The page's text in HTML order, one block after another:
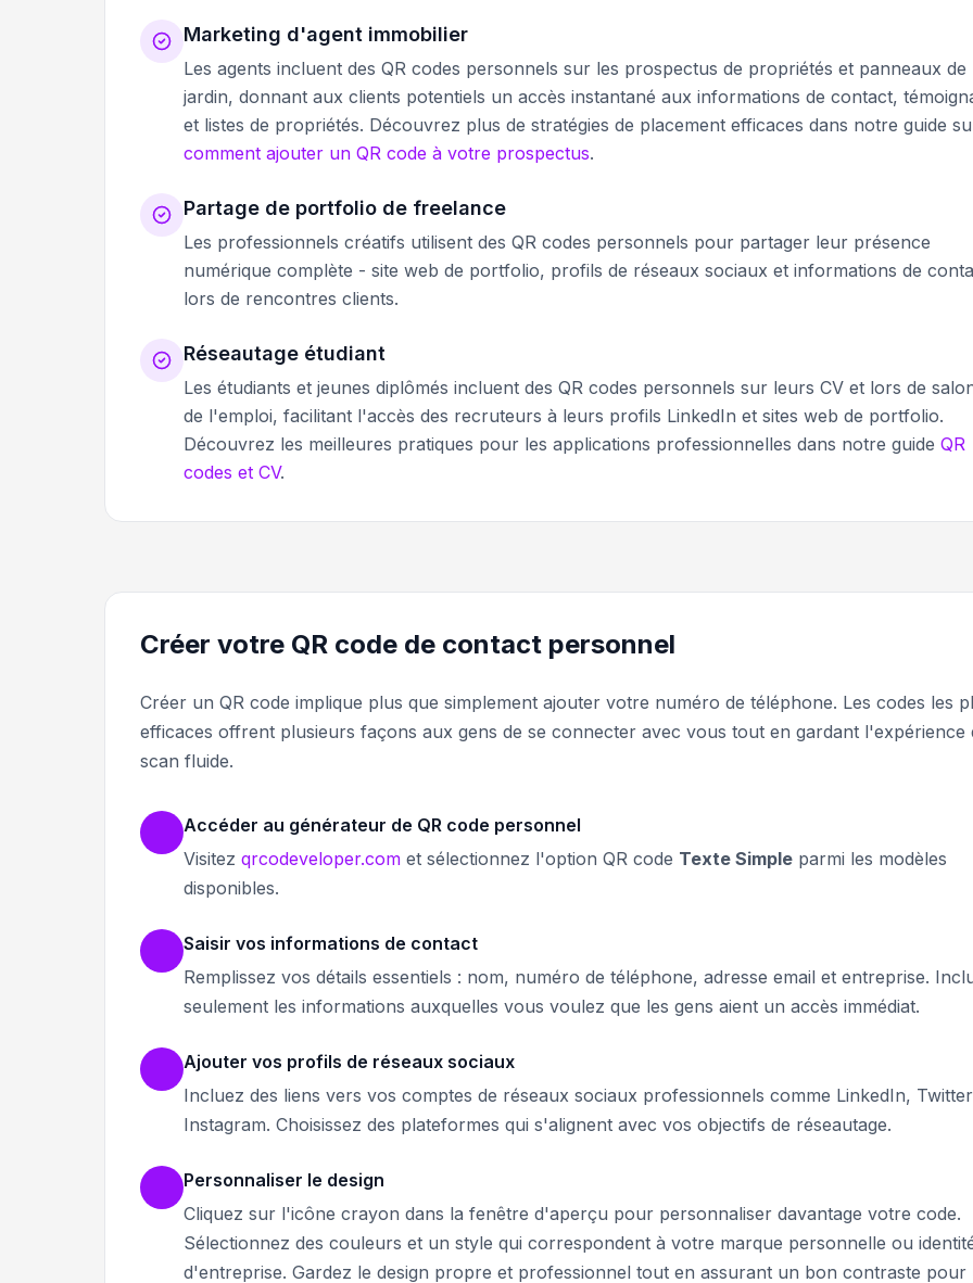
Marketing d'agent immobilier
Les agents incluent des QR codes personnels sur les prospectus de propriétés et panneaux de
jardin, donnant aux clients potentiels un accès instantané aux informations de contact,
et listes de propriétés. Découvrez plus de stratégies de placement efficaces dans notre guide
comment ajouter un QR code à votre prospectus.
Partage de portfolio de freelance
Les professionnels créatifs utilisent des QR codes personnels pour partager leur présence
numérique complète - site web de portfolio, profils de réseaux sociaux et informations de
lors de rencontres clients.
Réseautage étudiant
Les étudiants et jeunes diplômés incluent des QR codes personnels sur leurs CV et lors de
de l'emploi, facilitant l'accès des recruteurs à leurs profils LinkedIn et sites web de portfolio.
Découvrez les meilleures pratiques pour les applications professionnelles dans notre guide QR
codes et CV.
Créer votre QR code de contact personnel
Créer un QR code implique plus que simplement ajouter votre numéro de téléphone. Les codes les
efficaces offrent plusieurs façons aux gens de se connecter avec vous tout en gardant l'expérience
scan fluide.
Accéder au générateur de QR code personnel
Visitez qrcodeveloper.com et sélectionnez l'option QR code Texte Simple parmi les modèles
disponibles.
Saisir vos informations de contact
Remplissez vos détails essentiels : nom, numéro de téléphone, adresse email et entreprise.
seulement les informations auxquelles vous voulez que les gens aient un accès immédiat.
Ajouter vos profils de réseaux sociaux
Incluez des liens vers vos comptes de réseaux sociaux professionnels comme LinkedIn,
Instagram. Choisissez des plateformes qui s'alignent avec vos objectifs de réseautage.
Personnaliser le design
Cliquez sur l'icône crayon dans la fenêtre d'aperçu pour personnaliser davantage votre code.
Sélectionnez des couleurs et un style qui correspondent à votre marque personnelle ou
d'entreprise. Gardez le design propre et professionnel tout en assurant un bon contraste pour